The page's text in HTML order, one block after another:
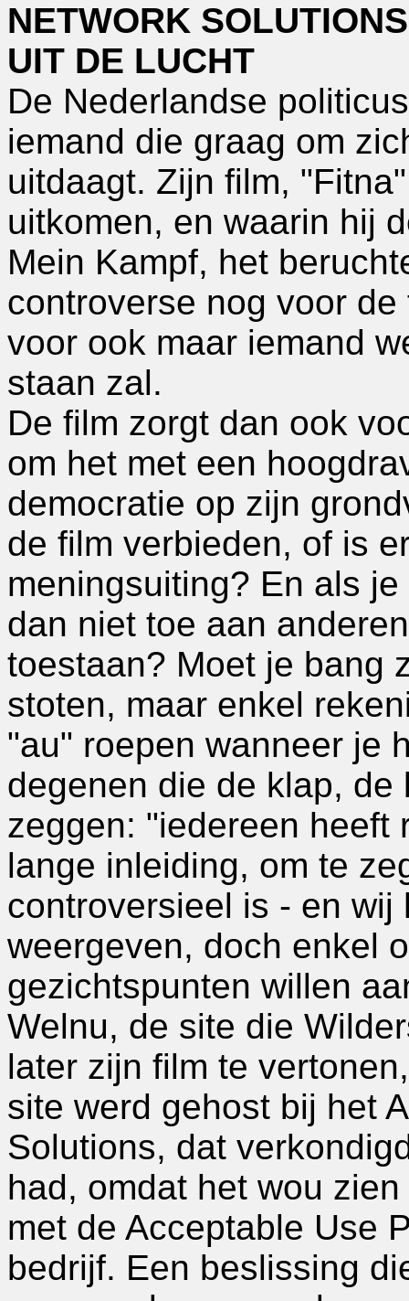
NETWORK
UIT DE LUCHT
De Nederlandse
iemand die graag om
uitdaagt. Zijn film,
uitkomen, en waarin hij
Mein Kampf, het
controverse nog voor
voor ook maar iemand
staan zal.
De film zorgt dan ook
om het met een
democratie op zijn
de film verbieden, of is
meningsuiting? En als
dan niet toe aan
toestaan? Moet je bang
stoten, maar enkel
"au" roepen wanneer je
degenen die de klap,
zeggen: "iedereen heeft
lange inleiding, om te
controversieel is - en
weergeven, doch enkel
gezichtspunten willen
Welnu, de site die
later zijn film te
site werd gehost bij het
Solutions, dat
had, omdat het wou
met de Acceptable Use
bedrijf. Een beslissing